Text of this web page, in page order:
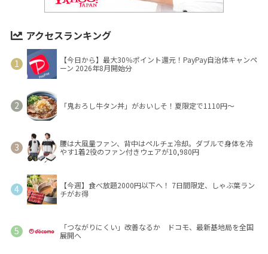
アクセスランキング
【今日から】最大30％ポイント還元！PayPay自治体キャンペ
ーン 2026年8月開始分
「鬼おろし牛タン丼」がおいしそ！夏限定で1110円～
腰は大風量ファン、背中はペルチェ冷却。ダブルで身体を冷
やす1着2役のファン付きウェアが10,980円
【今週】食べ放題2000円以下へ！ 7日間限定、しゃぶ葉ラン
チがお得
「つながりにくい」改善なるか ドコモ、最新基地局を全国
展開へ